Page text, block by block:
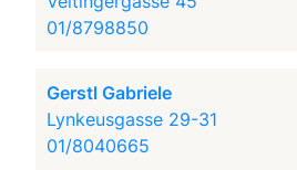
01/8798850
Gerstl Gabriele
Lynkeusgasse 29-31
01/8040665